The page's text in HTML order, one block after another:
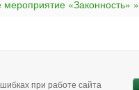
мероприятие «Законность» »
при работе сайта